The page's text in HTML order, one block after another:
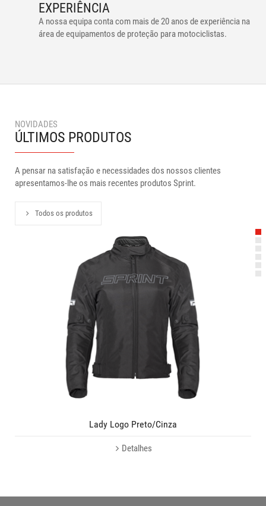
EXPERIÊNCIA
A nossa equipa conta com mais de 20 anos de experiência na
área de equipamentos de proteção para motociclistas.
NOVIDADES
ÚLTIMOS PRODUTOS
A pensar na satisfação e necessidades dos nossos clientes
apresentamos-lhe os mais recentes produtos Sprint.
Todos os produtos
Lady Logo Preto/Cinza
Detalhes